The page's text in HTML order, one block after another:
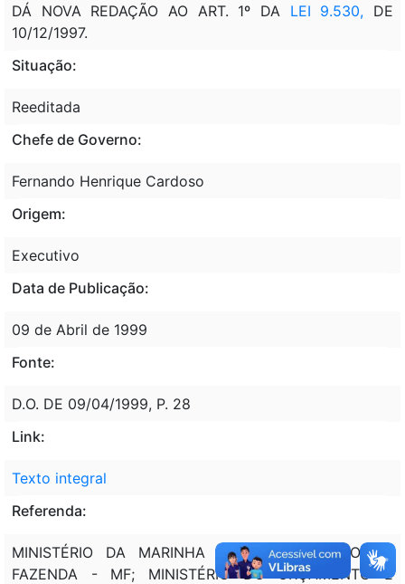
DÁ NOVA REDAÇÃO AO ART. 1º DA LEI 9.530, DE
10/12/1997.
Situação:
Reeditada
Chefe de Governo:
Fernando Henrique Cardoso
Origem:
Executivo
Data de Publicação:
09 de Abril de 1999
Fonte:
D.O. DE 09/04/1999, P. 28
Link:
Texto integral
Referenda:
MINISTÉRIO DA MARINHA - MM; MINISTÉRIO DA
FAZENDA - MF; MINISTÉRIO DO ORÇAMENTO E